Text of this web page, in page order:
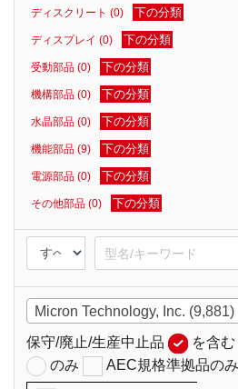
ディスクリート (0) 下の分類
ディスプレイ (0) 下の分類
受動部品 (0) 下の分類
機構部品 (0) 下の分類
水晶部品 (0) 下の分類
機能部品 (9) 下の分類
電源部品 (0) 下の分類
その他部品 (0) 下の分類
Micron Technology, Inc. (9,881)
保守/廃止/生産中止品
を含む
のみ
AEC規格準拠品のみ